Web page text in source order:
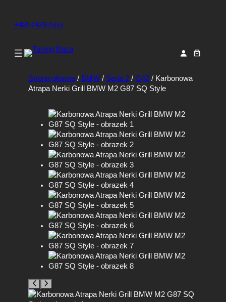
+48574397555
Strona główna / BMW / Seria 2 / G42 / Karbonowa
Atrapa Nerki Grill BMW M2 G87 SQ Style